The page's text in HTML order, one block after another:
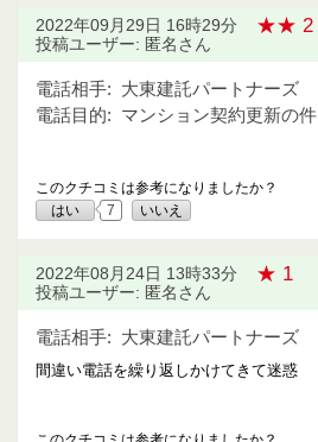
2022年09月29日 16時29分 ★★ 2
投稿ユーザー: 匿名さん
電話相手: 大東建託パートナーズ
電話目的: マンション契約更新の件
このクチコミは参考になりましたか？
はい
7 いいえ
2022年08月24日 13時33分 ★ 1
投稿ユーザー: 匿名さん
電話相手: 大東建託パートナーズ
間違い電話を繰り返しかけてきて迷惑